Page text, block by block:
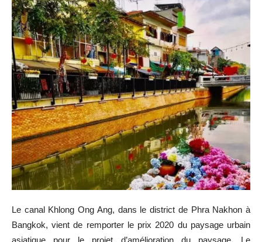
Le canal Khlong Ong Ang, dans le district de Phra Nakhon à
Bangkok, vient de remporter le prix 2020 du paysage urbain